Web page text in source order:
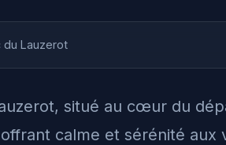
du Lauzerot
situé au cœur du
calme et sérénité aux